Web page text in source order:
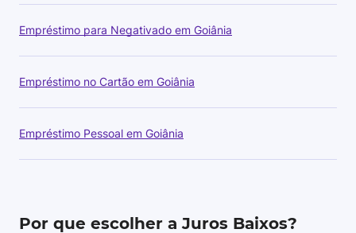
Empréstimo para Negativado em Goiânia
Empréstimo no Cartão em Goiânia
Empréstimo Pessoal em Goiânia
Por que escolher a Juros Baixos?